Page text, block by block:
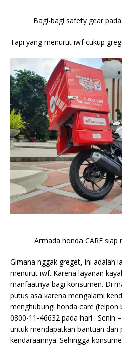
Bagi-bagi safety gear
Tapi yang menurut iwf cukup
Armada honda CARE
Gimana nggak greget, ini adalah
menurut iwf. Karena layanan
manfaatnya bagi konsumen. Di
putus asa karena mengalami
menghubungi honda care (telpon
0800-11-46632 pada hari : Senin
untuk mendapatkan bantuan
kendaraannya. Sehingga